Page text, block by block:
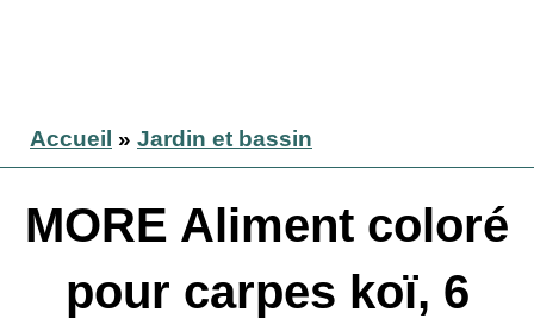
Accueil » Jardin et bassin
MORE Aliment coloré
pour carpes koï, 6